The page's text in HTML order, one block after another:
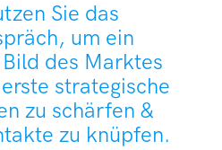
Sie das
um ein
des Marktes
strategische
zu schärfen &
zu knüpfen.